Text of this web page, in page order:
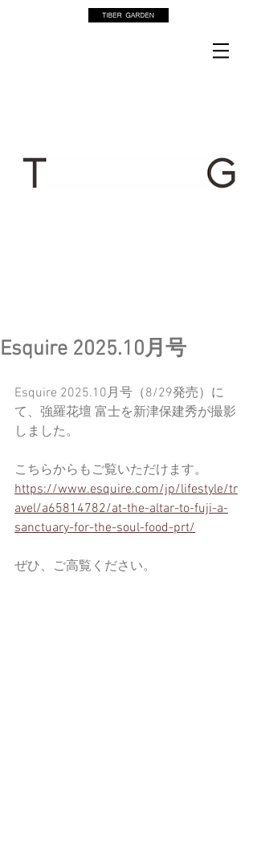
Esquire 2025.10月号
Esquire 2025.10月号（8/29発売）に
て、強羅花壇 富士を新津保建秀が撮影
しました。
こちらからもご覧いただけます。
https://www.esquire.com/jp/lifestyle/tr
avel/a65814782/at-the-altar-to-fuji-a-
sanctuary-for-the-soul-food-prt/
ぜひ、ご高覧ください。